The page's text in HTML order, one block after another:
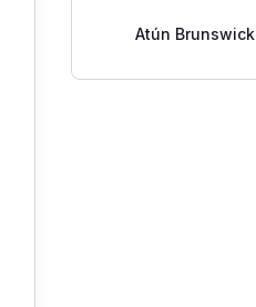
Atún Brunswick
142g